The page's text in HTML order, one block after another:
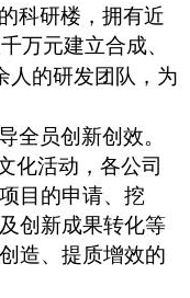
科研楼，拥有近
万元建立合成、
人的研发团队，为
全员创新创效。
化活动，各公司
目的申请、挖
创新成果转化等
造、提质增效的